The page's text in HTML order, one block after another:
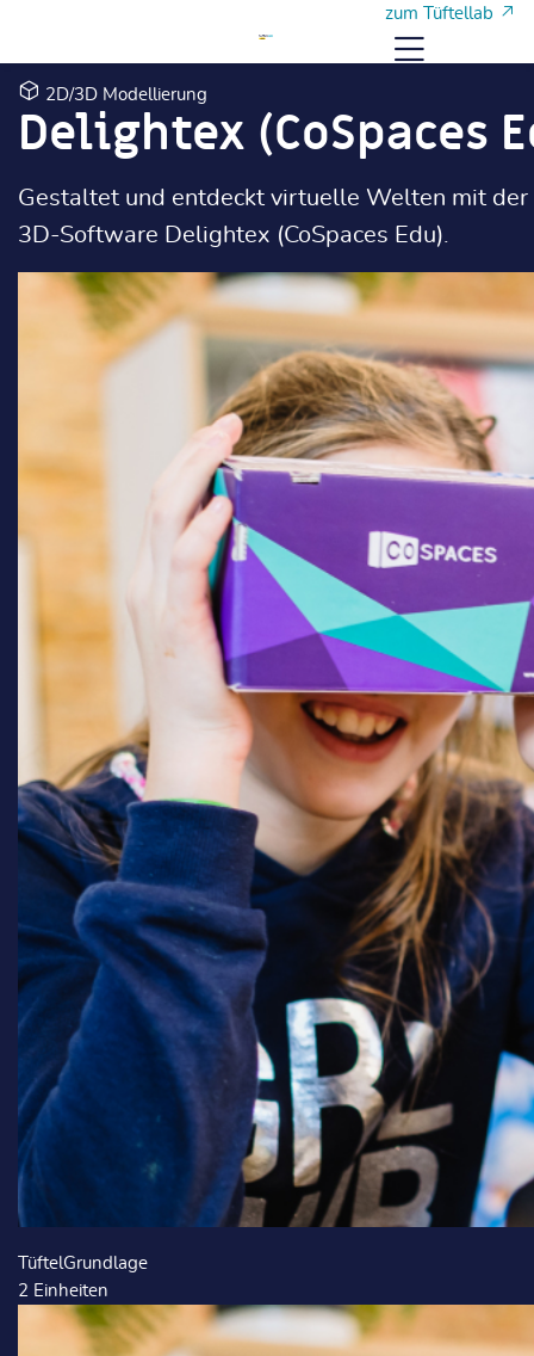
zum Tüftellab
Menü
2D/3D Modellierung
Delightex (CoSpaces
Gestaltet und entdeckt virtuelle Welten mit
3D-Software Delightex (CoSpaces Edu).
TüftelGrundlage
2 Einheiten